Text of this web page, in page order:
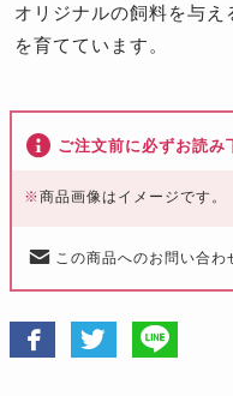
オリジナルの飼料を与
を育てています。
ご注文前に必ずお読み
※商品画像はイメージです。
この商品へのお問い合わ